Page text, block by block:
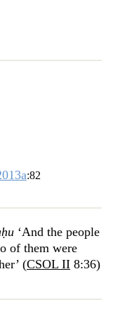
:82
‘And the people
of them were
(CSOL II 8:36)